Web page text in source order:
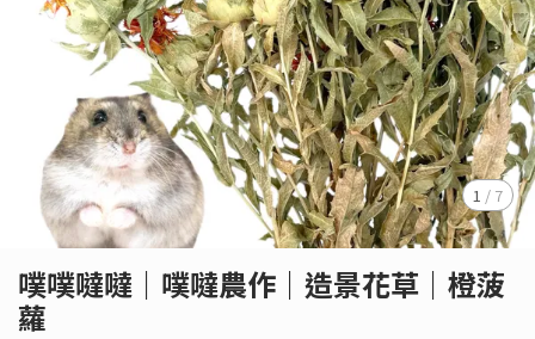
1 / 7
噗噗噠噠｜噗噠農作｜造景花草｜橙菠
蘿